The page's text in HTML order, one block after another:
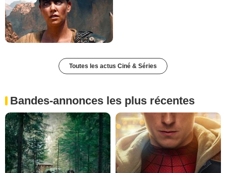
Toutes les actus Ciné & Séries
Bandes-annonces les plus récentes